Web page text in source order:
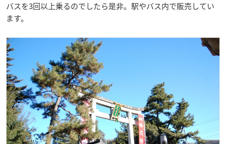
バスを3回以上乗るのでしたら是非。駅やバス内で販売してい
ます。